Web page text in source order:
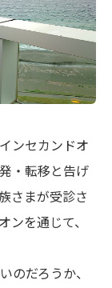
ンセカンドオ
・転移と告げ
さまが受診さ
ンを通じて、
のだろうか、